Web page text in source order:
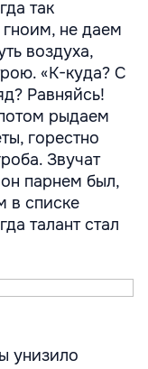
так
не даем
воздуха,
«К-куда? С
Равняйсь!
рыдаем
горестно
Звучат
парнем был,
в списке
талант стал
унизило